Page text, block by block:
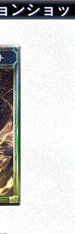
ンショッ